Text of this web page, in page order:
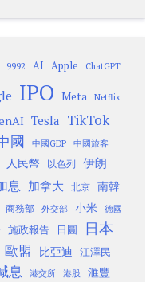
9992 AI Apple ChatGPT
IPO Meta Netflix
Tesla TikTok
國 中國GDP 中國旅客
人民幣 以色列 伊朗
息 加拿大 北京
南韓
商務部 外交部 小米 德國
施政報告 日圓 日本
歐盟 比亞迪 江澤民
息 港交所 港股 滙豐